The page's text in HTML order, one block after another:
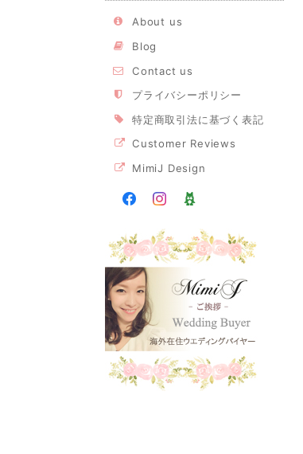
About us
Blog
Contact us
プライバシーポリシー
特定商取引法に基づく表記
Customer Reviews
MimiJ Design